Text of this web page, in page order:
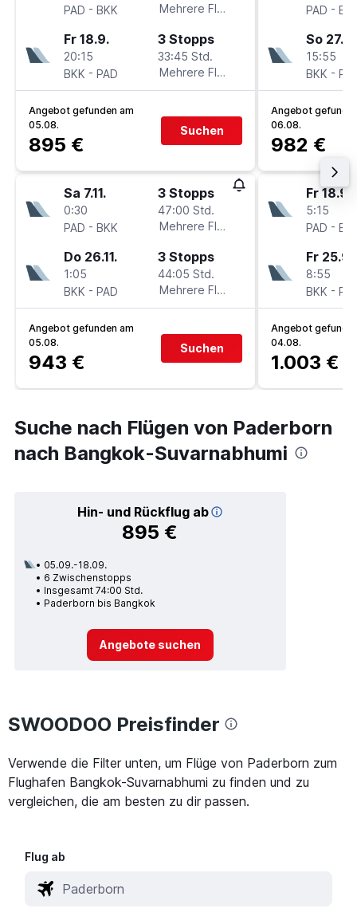
PAD - BKK
Mehrere Fluglinien
Fr 18.9.
20:15
BKK - PAD
3 Stopps
33:45 Std.
Mehrere Fluglinien
Angebot gefunden am
05.08.
895 €
Suchen
Sa 7.11.
0:30
PAD - BKK
3 Stopps
47:00 Std.
Mehrere Fluglinien
Do 26.11.
1:05
BKK - PAD
3 Stopps
44:05 Std.
Mehrere Fluglinien
Angebot gefunden am
05.08.
943 €
Suchen
PAD -
So 27.9.
15:55
BKK -
Angebot
06.08.
982 €
Fr 18.9.
5:15
PAD -
Fr 25.9.
8:55
BKK -
Angebot
04.08.
1.003 €
Suche nach Flügen von Paderborn
nach Bangkok-Suvarnabhumi
Hin- und Rückflug ab
895 €
05.09.-18.09.
6 Zwischenstopps
Insgesamt 74:00 Std.
Paderborn bis Bangkok
Angebote suchen
SWOODOO Preisfinder
Verwende die Filter unten, um Flüge von Paderborn zum
Flughafen Bangkok-Suvarnabhumi zu finden und zu
vergleichen, die am besten zu dir passen.
Flug ab